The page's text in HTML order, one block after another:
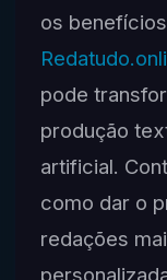
os
pode
produção
artificial.
como dar o
redações